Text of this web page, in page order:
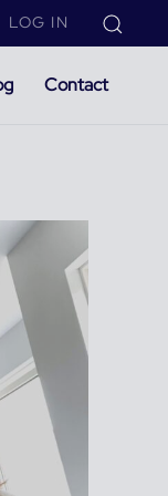
LOG IN
Contact